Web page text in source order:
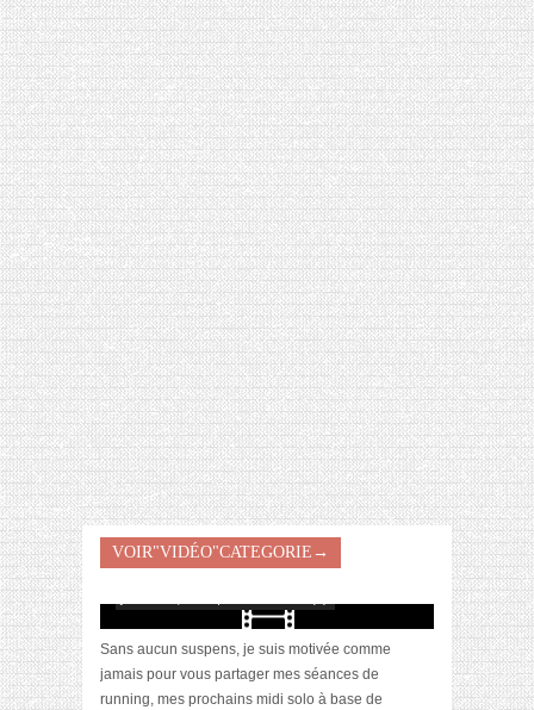
[VIDÉO] OBJECTIF POIDS SANTÉ #67 : L’AVIS
DES AUTRES, CE N’EST QUE LA VIE DES
AUTRES
[VIDÉO] UNBOXING : LES MY LITTLE &
BIOTYFULL BOX DES MOIS DE FÉVRIER ET
MARS 2024 FEAT. AKILA
[VIDÉO] LA SÉLECTION DU MOIS
#JANVIER2024
[VIDÉO] HELLOFRESH #34 : IDÉES
RECETTES RISOTTO
VOIR"VIDÉO"CATEGORIE→
[Vidéo] Objectif Poids Santé #66 : et bonne
année !!
Sans aucun suspens, je suis motivée comme
jamais pour vous partager mes séances de
running, mes prochains midi solo à base de